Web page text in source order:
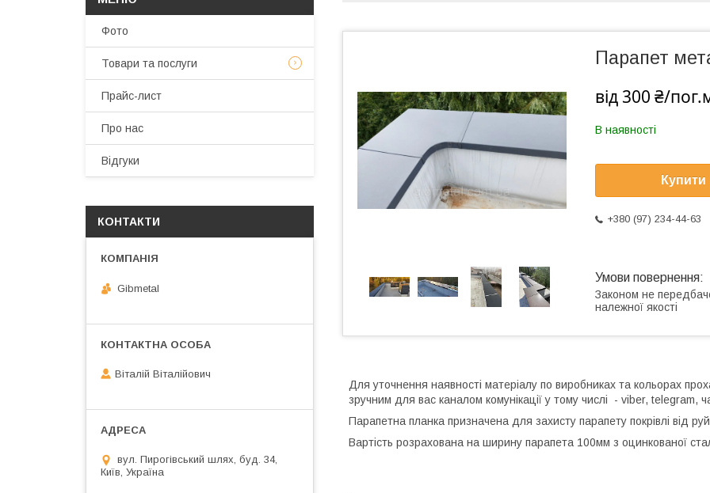
Парапет
від 300 ₴/
В наявності
Купити
+380 (97) 234-44-63
Законом не
належної якості
Для уточнення наявності матеріалу по виробниках та кольорах
зручним для вас каналом комунікації у тому числі - viber, telegram,
Парапетна планка призначена для захисту парапету покрівлі від
Вартість розрахована на ширину парапета 100мм з оцинкованої
Фото
Товари та послуги
Прайс-лист
Про нас
Відгуки
КОНТАКТИ
Gibmetal
Віталій Віталійович
вул. Пирогівський шлях, буд. 34,
Київ, Україна